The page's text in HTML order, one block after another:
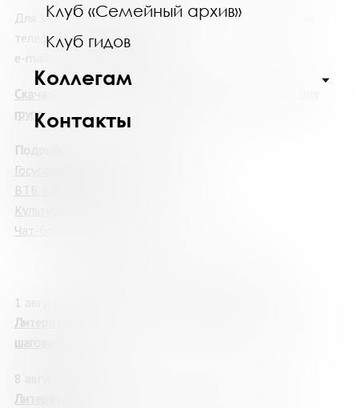
Клуб «Семейный архив»
Клуб гидов
Коллегам
Контакты
Для записи и получения дополнительной информации:
телефон:8(8152) 45-28-26
e-mail:
Скачать список мероприятий по Пушкинской карте для
групп
Подробнее о Пушкинской карте:
Госуслуги
ВТБ. Как оформить Пушкинскую карту
Культура.РФ
Чат-бот. Пушкинская карта
1 августа в 14:00
Литературная прогулка «История Мурманска в 1000
шагов», 12+
8 августа в 14:00
Литературная прогулка «Мурманск. Литературные